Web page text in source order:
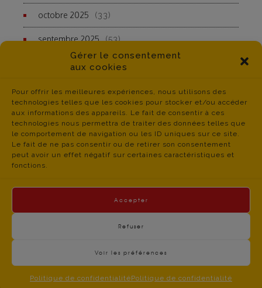
Gérer le consentement
aux cookies
Pour offrir les meilleures expériences, nous utilisons des
technologies telles que les cookies pour stocker et/ou accéder
aux informations des appareils. Le fait de consentir à ces
technologies nous permettra de traiter des données telles que
le comportement de navigation ou les ID uniques sur ce site.
Le fait de ne pas consentir ou de retirer son consentement
peut avoir un effet négatif sur certaines caractéristiques et
fonctions.
Accepter
Refuser
Voir les préférences
Politique de confidentialitéPolitique de confidentialité
octobre 2025 (33)
septembre 2025 (53)
06300 NICE